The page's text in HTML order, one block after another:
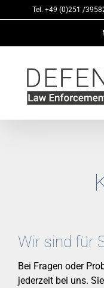
Inhalt
Tel. +49 (0)251 /
Wir sind für
Bei Fragen oder
jederzeit bei uns.